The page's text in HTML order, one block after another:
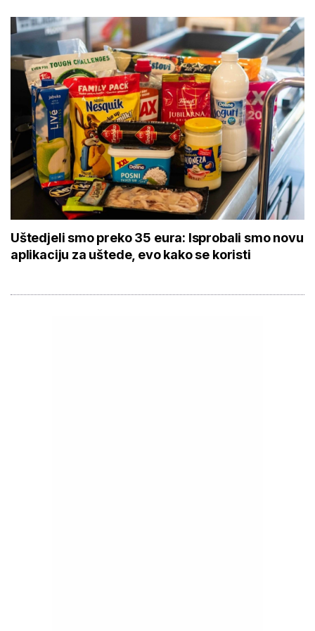
Uštedjeli smo preko 35 eura: Isprobali smo novu
aplikaciju za uštede, evo kako se koristi